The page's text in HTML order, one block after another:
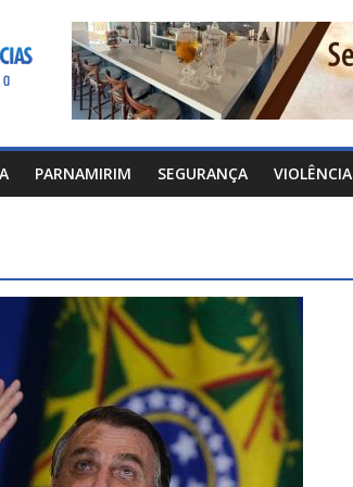
PARNAMIRIM SEGURANÇA VIOLÊNCIA